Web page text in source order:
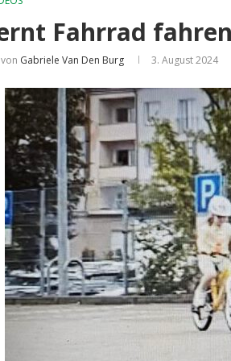
Fahrrad
Gabriele Van Den Burg 3. August 2024